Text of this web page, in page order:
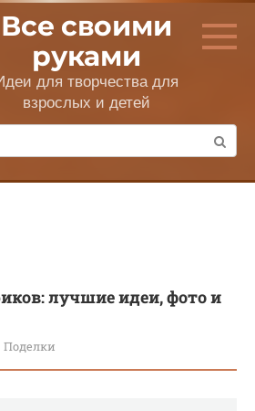
Все своими
руками
для творчества для
взрослых и детей
лучшие идеи, фото и
Поделки